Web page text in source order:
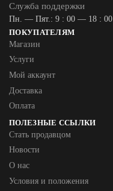
Служба поддержки
Пн. — Пят.: 9 : 00 — 18 : 00
ПОКУПАТЕЛЯМ
Магазин
Услуги
Мой аккаунт
Доставка
Оплата
ПОЛЕЗНЫЕ ССЫЛКИ
Стать продавцом
Новости
О нас
Условия и положения